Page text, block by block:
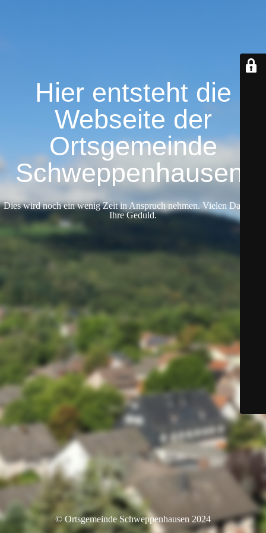
Hier entsteht die
Webseite der
Ortsgemeinde
Schweppenhausen.
Dies wird noch ein wenig Zeit in Anspruch nehmen. Vielen Dank für
Ihre Geduld.
© Ortsgemeinde Schweppenhausen 2024